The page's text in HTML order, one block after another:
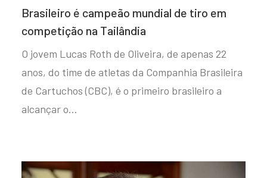
Brasileiro é campeão mundial de tiro em
competição na Tailândia
O jovem Lucas Roth de Oliveira, de apenas 22
anos, do time de atletas da Companhia Brasileira
de Cartuchos (CBC), é o primeiro brasileiro a
alcançar o…